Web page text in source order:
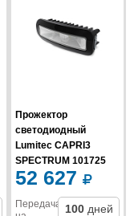
Прожектор
светодиодный
Lumitec CAPRI3
SPECTRUM 101725
10-...
52 627
Передача
100 дней